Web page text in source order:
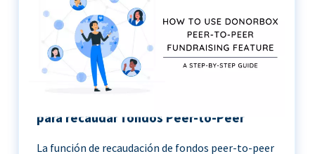
para recaudar fondos Peer-to-Peer
La función de recaudación de fondos peer-to-peer